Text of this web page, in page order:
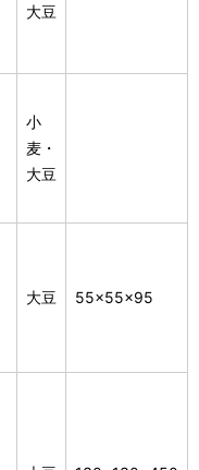
大豆
小
麦・
大豆
大豆 55×55×95